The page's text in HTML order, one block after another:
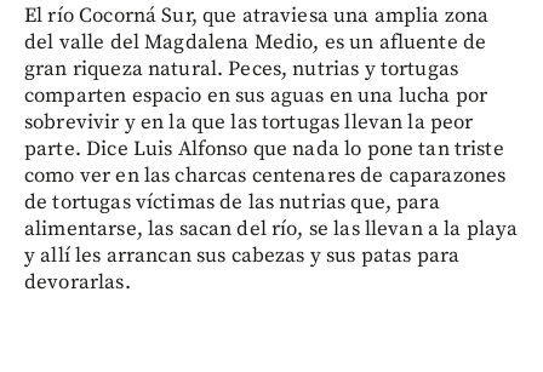
El río Cocorná Sur, que atraviesa una amplia zona
del valle del Magdalena Medio, es un afluente de
gran riqueza natural. Peces, nutrias y tortugas
comparten espacio en sus aguas en una lucha por
sobrevivir y en la que las tortugas llevan la peor
parte. Dice Luis Alfonso que nada lo pone tan triste
como ver en las charcas centenares de caparazones
de tortugas víctimas de las nutrias que, para
alimentarse, las sacan del río, se las llevan a la playa
y allí les arrancan sus cabezas y sus patas para
devorarlas.